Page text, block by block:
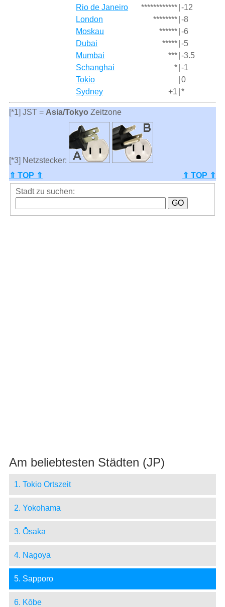
Rio de Janeiro
************ -12
London
******** -8
Moskau
****** -6
Dubai
***** -5
Mumbai
*** -3.5
Schanghai
* -1
Tokio
0
Sydney
+1 *
[*1] JST = Asia/Tokyo Zeitzone
[*3] Netzstecker:
⇑ TOP ⇑
⇑ TOP ⇑
Stadt zu suchen:
Am beliebtesten Städten (JP)
1. Tokio Ortszeit
2. Yokohama
3. Ōsaka
4. Nagoya
5. Sapporo
6. Kōbe